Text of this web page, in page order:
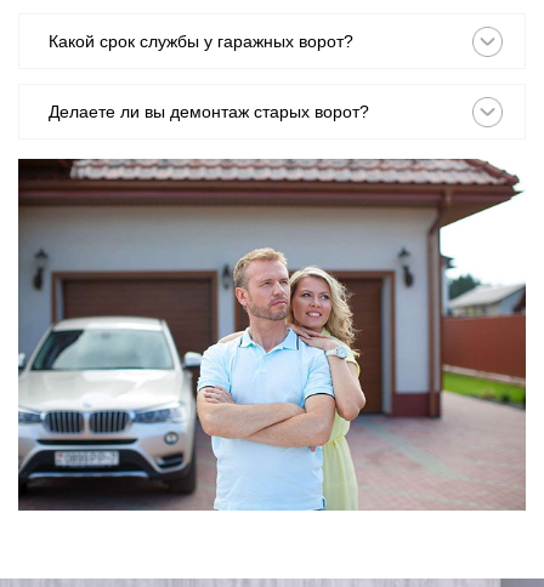
Какой срок службы у гаражных ворот?
Делаете ли вы демонтаж старых ворот?